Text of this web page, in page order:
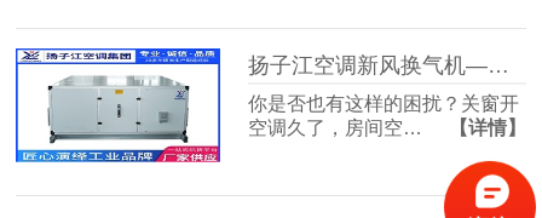
扬子江空调新风换气机——告别室内空气闷浊，畅享洁净富氧新生活
你是否也有这样的困扰？关窗开
空调久了，房间空…
【详情】